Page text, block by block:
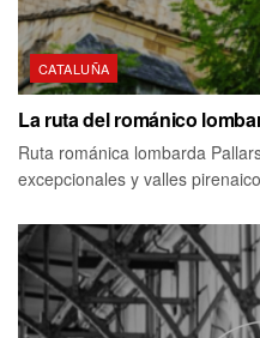
CATALUÑA
La ruta del románico
Ruta románica lombarda
excepcionales y valles